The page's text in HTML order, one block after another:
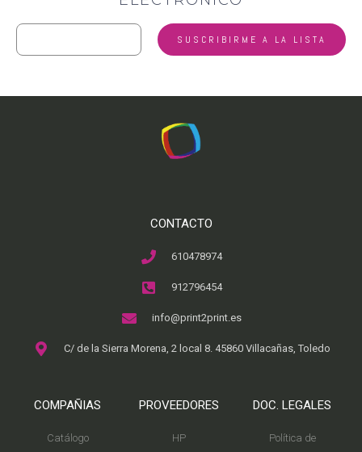
CONTACTO
610478974
912796454
info@print2print.es
C/ de la Sierra Morena, 2 local 8. 45860 Villacañas, Toledo
COMPAÑIAS
Catálogo
PROVEEDORES
HP
DOC. LEGALES
Política de